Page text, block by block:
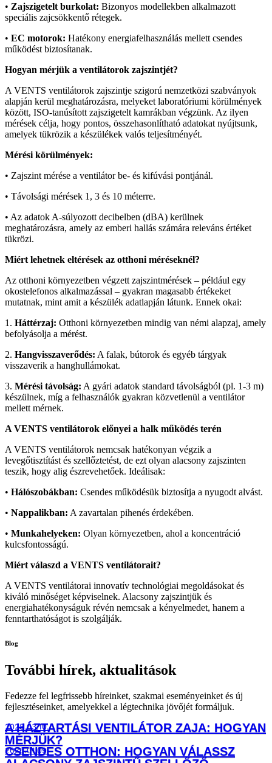
• Zajszigetelt burkolat: Bizonyos modellekben alkalmazott
speciális zajcsökkentő rétegek.
• EC motorok: Hatékony energiafelhasználás mellett csendes
működést biztosítanak.
Hogyan mérjük a ventilátorok zajszintjét?
A VENTS ventilátorok zajszintje szigorú nemzetközi szabványok
alapján kerül meghatározásra, melyeket laboratóriumi körülmények
között, ISO-tanúsított zajszigetelt kamrákban végzünk. Az ilyen
mérések célja, hogy pontos, összehasonlítható adatokat nyújtsunk,
amelyek tükrözik a készülékek valós teljesítményét.
Mérési körülmények:
• Zajszint mérése a ventilátor be- és kifúvási pontjánál.
• Távolsági mérések 1, 3 és 10 méterre.
• Az adatok A-súlyozott decibelben (dBA) kerülnek
meghatározásra, amely az emberi hallás számára releváns értéket
tükrözi.
Miért lehetnek eltérések az otthoni méréseknél?
Az otthoni környezetben végzett zajszintmérések – például egy
okostelefonos alkalmazással – gyakran magasabb értékeket
mutatnak, mint amit a készülék adatlapján látunk. Ennek okai:
1. Háttérzaj: Otthoni környezetben mindig van némi alapzaj, amely
befolyásolja a mérést.
2. Hangvisszaverődés: A falak, bútorok és egyéb tárgyak
visszaverik a hanghullámokat.
3. Mérési távolság: A gyári adatok standard távolságból (pl. 1-3 m)
készülnek, míg a felhasználók gyakran közvetlenül a ventilátor
mellett mérnek.
A VENTS ventilátorok előnyei a halk működés terén
A VENTS ventilátorok nemcsak hatékonyan végzik a
levegőtisztítást és szellőztetést, de ezt olyan alacsony zajszinten
teszik, hogy alig észrevehetőek. Ideálisak:
• Hálószobákban: Csendes működésük biztosítja a nyugodt alvást.
• Nappalikban: A zavartalan pihenés érdekében.
• Munkahelyeken: Olyan környezetben, ahol a koncentráció
kulcsfontosságú.
Miért válaszd a VENTS ventilátorait?
A VENTS ventilátorai innovatív technológiai megoldásokat és
kiváló minőséget képviselnek. Alacsony zajszintjük és
energiahatékonyságuk révén nemcsak a kényelmedet, hanem a
fenntarthatóságot is szolgálják.
Blog
További hírek, aktualitások
Fedezze fel legfrissebb híreinket, szakmai eseményeinket és új
fejlesztéseinket, amelyekkel a légtechnika jövőjét formáljuk.
2025.03.10.
A HÁZTARTÁSI VENTILÁTOR ZAJA: HOGYAN
MÉRJÜK?
2026.01.09.
CSENDES OTTHON: HOGYAN VÁLASSZ